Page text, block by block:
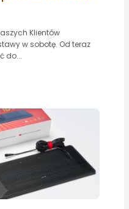
Klientów
w sobotę. Od teraz
do...